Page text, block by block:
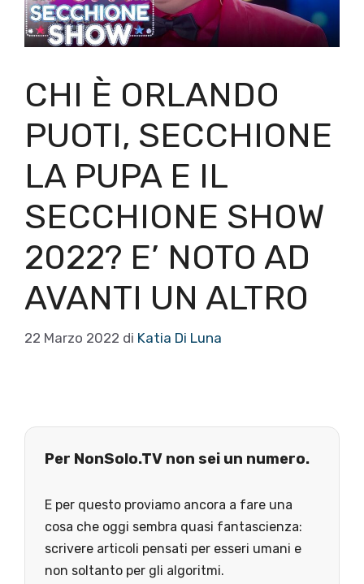
CHI È ORLANDO
PUOTI, SECCHIONE
LA PUPA E IL
SECCHIONE SHOW
2022? E’ NOTO AD
AVANTI UN ALTRO
22 Marzo 2022 di Katia Di Luna
Per NonSolo.TV non sei un numero.
E per questo proviamo ancora a fare una
cosa che oggi sembra quasi fantascienza:
scrivere articoli pensati per esseri umani e
non soltanto per gli algoritmi.